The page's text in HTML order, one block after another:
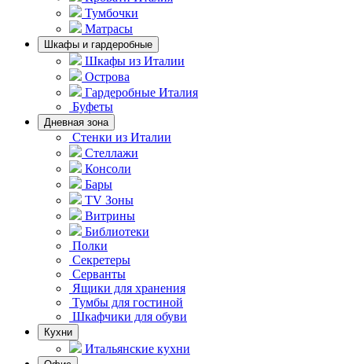
Тумбочки
Матрасы
Шкафы и гардеробные
Шкафы из Италии
Острова
Гардеробные Италия
Буфеты
Дневная зона
Стенки из Италии
Стеллажи
Консоли
Бары
TV Зоны
Витрины
Библиотеки
Полки
Секретеры
Серванты
Ящики для хранения
Тумбы для гостиной
Шкафчики для обуви
Кухни
Итальянские кухни